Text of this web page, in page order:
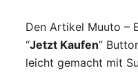
Den Artikel Muuto –
“Jetzt Kaufen”
leicht gemacht mit